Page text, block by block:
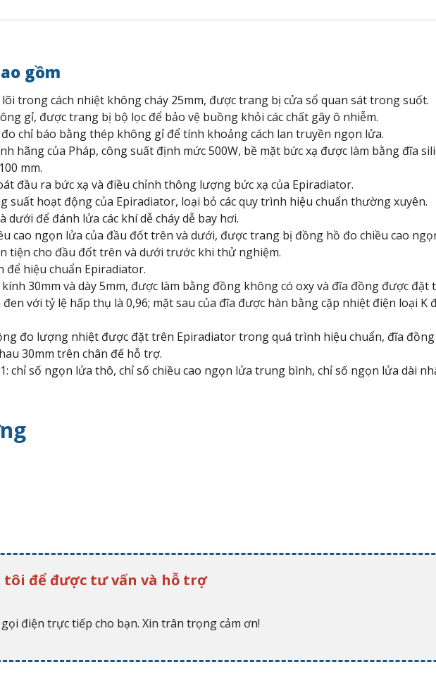
gồm
trong cách nhiệt không cháy 25mm, được trang bị cửa sổ quan sát trong suốt.
gỉ, được trang bị bộ lọc để bảo vệ buồng khỏi các chất gây ô nhiễm.
chỉ báo bằng thép không gỉ để tính khoảng cách lan truyền ngọn lửa.
hãng của Pháp, công suất định mức 500W, bề mặt bức xạ được làm bằng đĩa
mm.
đầu ra bức xạ và điều chỉnh thông lượng bức xạ của Epiradiator.
suất hoạt động của Epiradiator, loại bỏ các quy trình hiệu chuẩn thường xuyên.
để đánh lửa các khí dễ cháy dễ bay hơi.
cao ngọn lửa của đầu đốt trên và dưới, được trang bị đồng hồ đo chiều cao
tiện cho đầu đốt trên và dưới trước khi thử nghiệm.
hiệu chuẩn Epiradiator.
30mm và dày 5mm, được làm bằng đồng không có oxy và đĩa đồng được đặt
với tỷ lệ hấp thụ là 0,96; mặt sau của đĩa được hàn bằng cặp nhiệt điện loại K
đo lượng nhiệt được đặt trên Epiradiator trong quá trình hiệu chuẩn, đĩa
30mm trên chân đế hỗ trợ.
chỉ số ngọn lửa thô, chỉ số chiều cao ngọn lửa trung bình, chỉ số ngọn lửa dài
để được tư vấn và hỗ trợ
điện trực tiếp cho bạn. Xin trân trọng cảm ơn!